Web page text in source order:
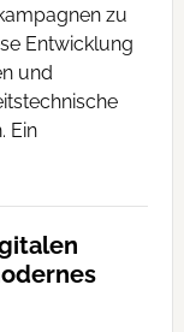
zu
Entwicklung
und
Ein